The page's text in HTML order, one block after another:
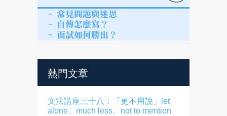
熱門文章
文法講座三十八：「更不用說」let
alone、much less、not to mention